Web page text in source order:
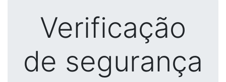
Verificação
de segurança